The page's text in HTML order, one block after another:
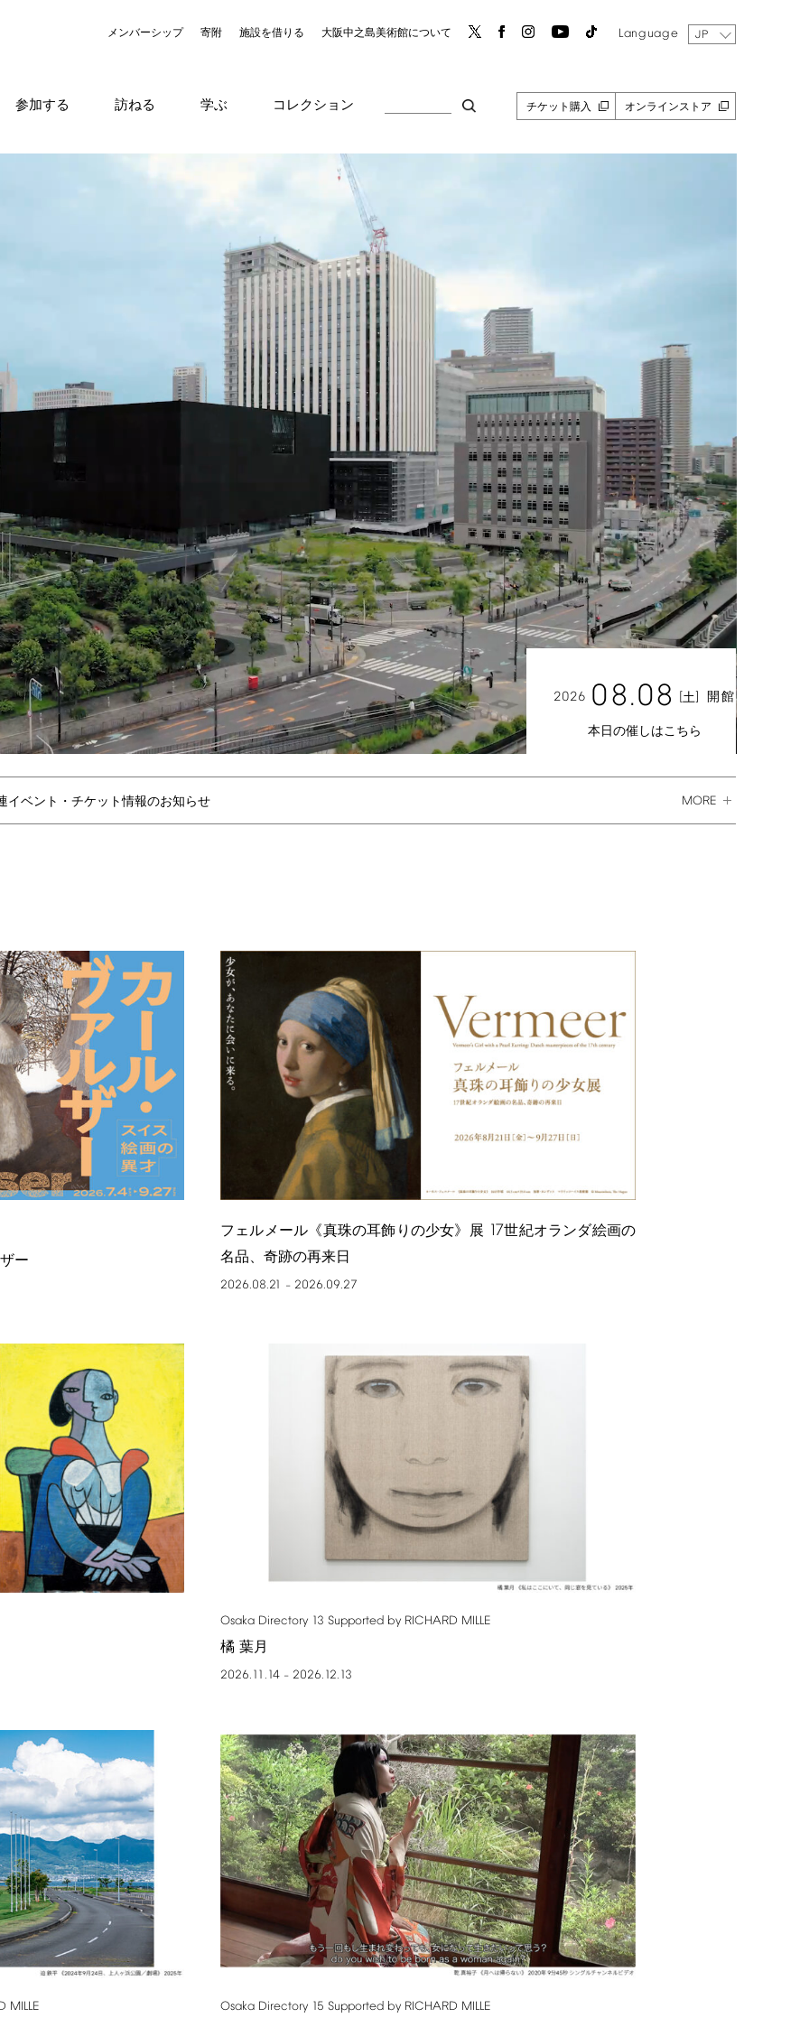
メンバーシップ 寄附 施設を借りる 大阪中之島美術館について Language JP
参加する 訪ねる 学ぶ コレクション チケット購入 オンラインストア
2026 08.08 [土] 開館
本日の催しはこちら
イベント・チケット情報のお知らせ MORE
ー
フェルメール《真珠の耳飾りの少女》展 17世紀オランダ絵画の
名品、奇跡の再来日
2026.08.21 – 2026.09.27
Osaka Directory 13 Supported by RICHARD MILLE
橘 葉月
2026.11.14 – 2026.12.13
MILLE Osaka Directory 15 Supported by RICHARD MILLE